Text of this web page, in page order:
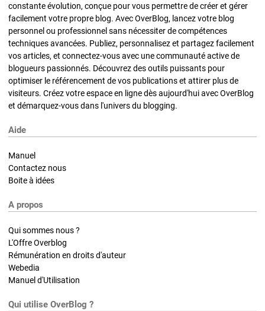
constante évolution, conçue pour vous permettre de créer et gérer
facilement votre propre blog. Avec OverBlog, lancez votre blog
personnel ou professionnel sans nécessiter de compétences
techniques avancées. Publiez, personnalisez et partagez facilement
vos articles, et connectez-vous avec une communauté active de
blogueurs passionnés. Découvrez des outils puissants pour
optimiser le référencement de vos publications et attirer plus de
visiteurs. Créez votre espace en ligne dès aujourd'hui avec OverBlog
et démarquez-vous dans l'univers du blogging.
Aide
Manuel
Contactez nous
Boite à idées
A propos
Qui sommes nous ?
L'Offre Overblog
Rémunération en droits d'auteur
Webedia
Manuel d'Utilisation
Qui utilise OverBlog ?